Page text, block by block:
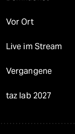
Vor Ort
Live im Stream
Vergangene
taz lab 2027